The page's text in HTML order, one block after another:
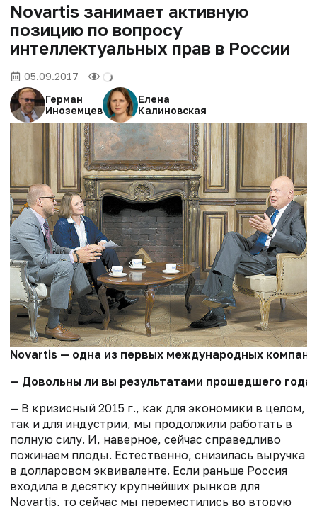
Novartis занимает активную
позицию по вопросу
интеллектуальных прав в России
05.09.2017
Герман
Иноземцев
Елена
Калиновская
Novartis — одна из первых международных
— Довольны ли вы результатами прошедшего
— В кризисный 2015 г., как для экономики в целом,
так и для индустрии, мы продолжили работать в
полную силу. И, наверное, сейчас справедливо
пожинаем плоды. Естественно, снизилась выручка
в долларовом эквиваленте. Если раньше Россия
входила в десятку крупнейших рынков для
Novartis, то сейчас мы переместились во вторую